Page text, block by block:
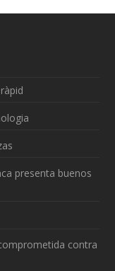
presenta buenos
contra